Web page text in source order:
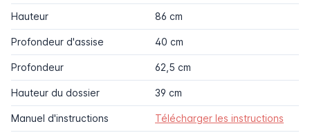
Hauteur 86 cm
Profondeur d'assise 40 cm
Profondeur 62,5 cm
Hauteur du dossier 39 cm
Manuel d'instructions Télécharger les instructions